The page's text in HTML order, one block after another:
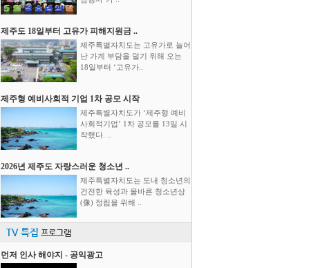
제주도 18일부터 고유가 피해지원금 ..
제주특별자치도는 고유가로 늘어
난 가계 부담을 덜기 위해 오는
18일부터 ‘고유가..
제주형 예비사회적 기업 1차 공모 시작
제주특별자치도가 ‘제주형 예비
사회적기업’ 1차 공모를 13일 시
작했다. ..
2026년 제주도 자랑스러운 청소년 ..
제주특별자치도는 도내 청소년의
건전한 육성과 올바른 청소년상
(像) 정립을 위해 ..
TV 특집 프로그램
먼저 인사 해야지 - 공익광고